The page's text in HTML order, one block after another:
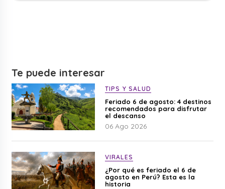
Te puede interesar
TIPS Y SALUD
Feriado 6 de agosto: 4 destinos
recomendados para disfrutar
el descanso
06 Ago 2026
VIRALES
¿Por qué es feriado el 6 de
agosto en Perú? Esta es la
historia